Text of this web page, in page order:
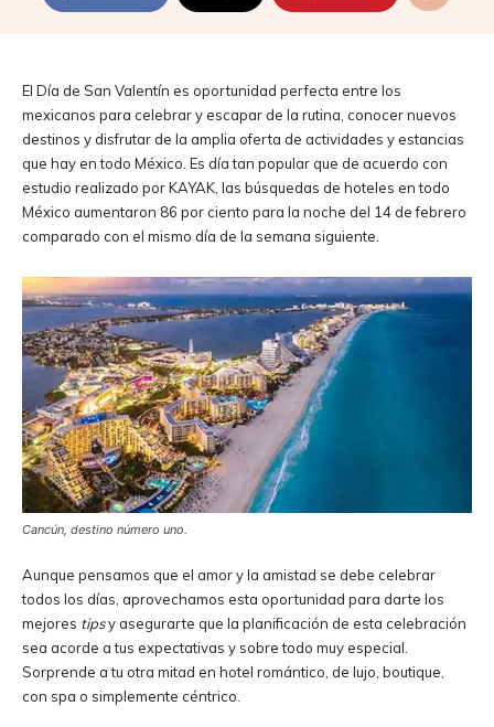
El Día de San Valentín es oportunidad perfecta entre los
mexicanos para celebrar y escapar de la rutina, conocer nuevos
destinos y disfrutar de la amplia oferta de actividades y estancias
que hay en todo México. Es día tan popular que de acuerdo con
estudio realizado por KAYAK, las búsquedas de hoteles en todo
México aumentaron 86 por ciento para la noche del 14 de febrero
comparado con el mismo día de la semana siguiente.
Cancún, destino número uno.
Aunque pensamos que el amor y la amistad se debe celebrar
todos los días, aprovechamos esta oportunidad para darte los
mejores tipsy asegurarte que la planificación de esta celebración
sea acorde a tus expectativas y sobre todo muy especial.
Sorprende a tu otra mitad en hotel romántico, de lujo, boutique,
con spa o simplemente céntrico.